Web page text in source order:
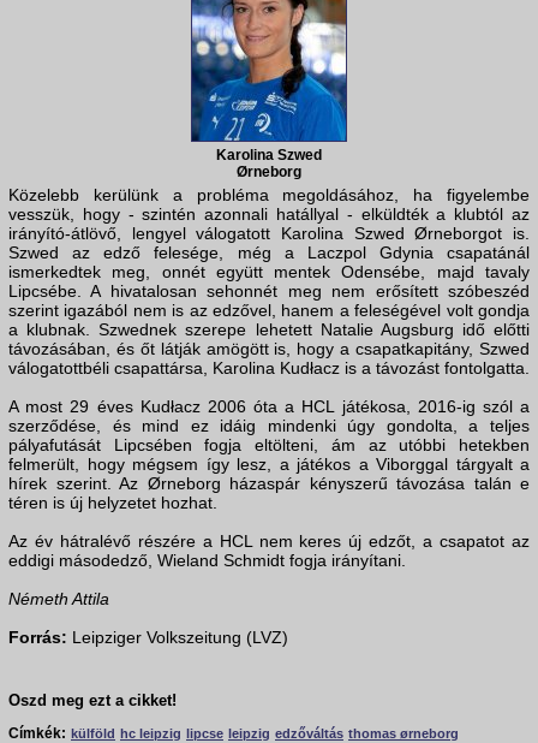
Karolina Szwed
Ørneborg
Közelebb kerülünk a probléma megoldásához, ha figyelembe
vesszük, hogy - szintén azonnali hatállyal - elküldték a klubtól az
irányító-átlövő, lengyel válogatott Karolina Szwed Ørneborgot is.
Szwed az edző felesége, még a Laczpol Gdynia csapatánál
ismerkedtek meg, onnét együtt mentek Odensébe, majd tavaly
Lipcsébe. A hivatalosan sehonnét meg nem erősített szóbeszéd
szerint igazából nem is az edzővel, hanem a feleségével volt gondja
a klubnak. Szwednek szerepe lehetett Natalie Augsburg idő előtti
távozásában, és őt látják amögött is, hogy a csapatkapitány, Szwed
válogatottbéli csapattársa, Karolina Kudłacz is a távozást fontolgatta.
A most 29 éves Kudłacz 2006 óta a HCL játékosa, 2016-ig szól a
szerződése, és mind ez idáig mindenki úgy gondolta, a teljes
pályafutását Lipcsében fogja eltölteni, ám az utóbbi hetekben
felmerült, hogy mégsem így lesz, a játékos a Viborggal tárgyalt a
hírek szerint. Az Ørneborg házaspár kényszerű távozása talán e
téren is új helyzetet hozhat.
Az év hátralévő részére a HCL nem keres új edzőt, a csapatot az
eddigi másodedző, Wieland Schmidt fogja irányítani.
Németh Attila
Forrás: Leipziger Volkszeitung (LVZ)
Oszd meg ezt a cikket!
Címkék: külföld hc leipzig lipcse leipzig edzőváltás thomas ørneborg